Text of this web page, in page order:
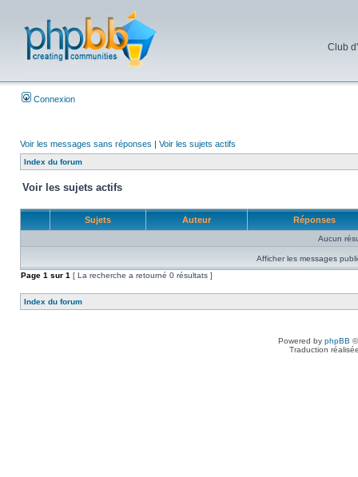
Club
Connexion
Voir les messages sans réponses | Voir les sujets actifs
Index du forum
Voir les sujets actifs
Sujets Auteur Réponses
Aucun
Afficher les messages
Page 1 sur 1 [ La recherche a retourné 0 résultats ]
Index du forum
Powered by phpBB
Traduction